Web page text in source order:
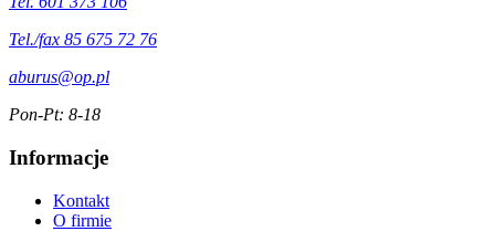
Tel./fax 85 675 72 76
aburus@op.pl
Pon-Pt: 8-18
Informacje
Kontakt
O firmie